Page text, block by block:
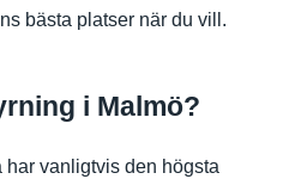
bästa platser när du vill.
i Malmö?
vanligtvis den högsta